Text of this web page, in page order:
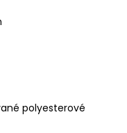
polyesterové